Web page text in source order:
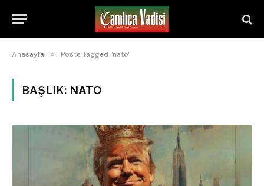
Anasayfa » Posts Tagged "nato"
BAŞLIK: NATO